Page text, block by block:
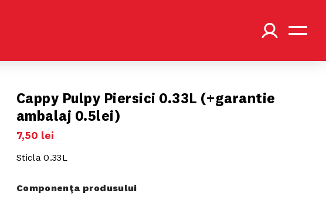
Cappy Pulpy Piersici 0.33L (+garantie
ambalaj 0.5lei)
7,50 lei
Sticla 0.33L
Componența produsului